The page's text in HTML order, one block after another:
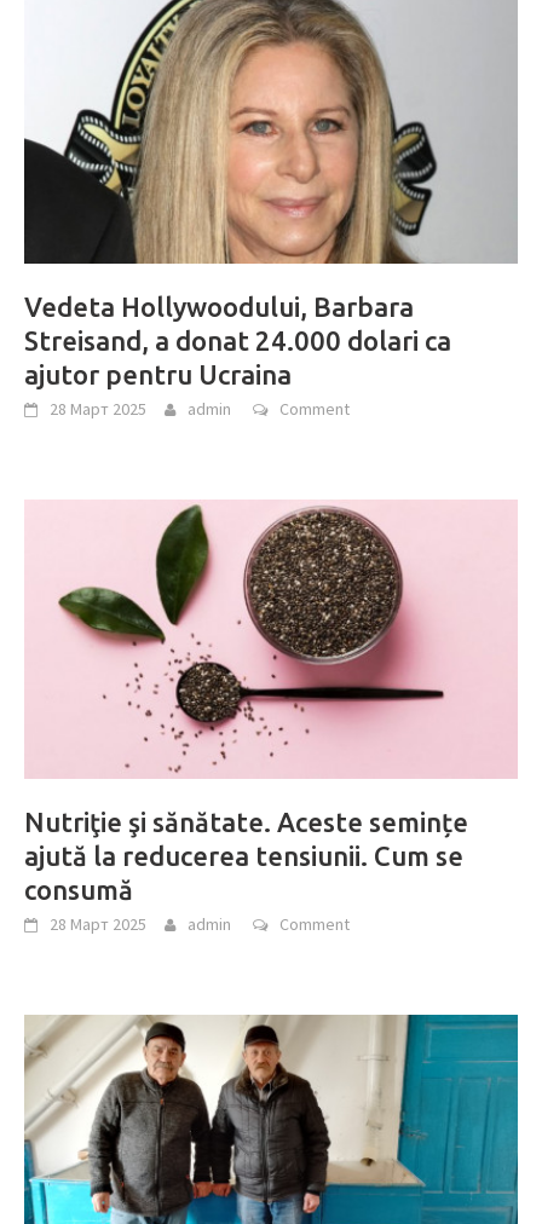
Vedeta Hollywoodului, Barbara
Streisand, a donat 24.000 dolari ca
ajutor pentru Ucraina
28 Март 2025 admin Comment
Nutriţie şi sănătate. Aceste semințe
ajută la reducerea tensiunii. Cum se
consumă
28 Март 2025 admin Comment